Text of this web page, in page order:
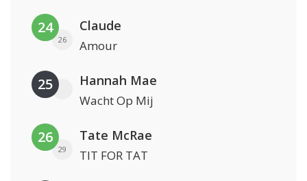
24
26
Claude
Amour
25 Hannah Mae
Wacht Op Mij
26
29
Tate McRae
TIT FOR TAT